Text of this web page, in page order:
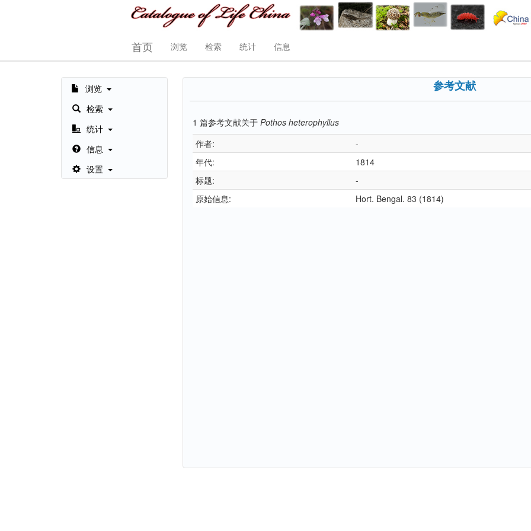
首页 浏览 检索 统计 信息
浏览
检索
统计
信息
设置
参考文献
1 篇参考文献关于 Pothos heterophyllus
作者:
-
年代:
1814
标题:
-
原始信息:
Hort. Bengal. 83 (1814)